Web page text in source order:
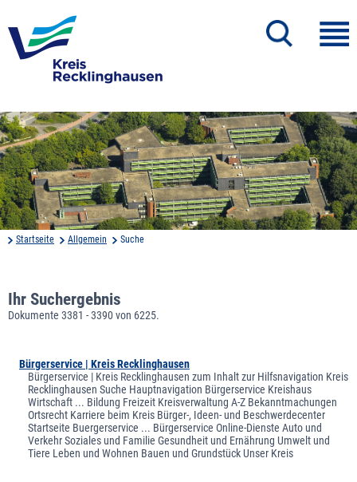
Startseite Allgemein Suche
Ihr Suchergebnis
Dokumente 3381 - 3390 von 6225.
Bürgerservice | Kreis Recklinghausen
Bürgerservice | Kreis Recklinghausen zum Inhalt zur Hilfsnavigation Kreis
Recklinghausen Suche Hauptnavigation Bürgerservice Kreishaus
Wirtschaft ... Bildung Freizeit Kreisverwaltung A-Z Bekanntmachungen
Ortsrecht Karriere beim Kreis Bürger-, Ideen- und Beschwerdecenter
Startseite Buergerservice ... Bürgerservice Online-Dienste Auto und
Verkehr Soziales und Familie Gesundheit und Ernährung Umwelt und
Tiere Leben und Wohnen Bauen und Grundstück Unser Kreis